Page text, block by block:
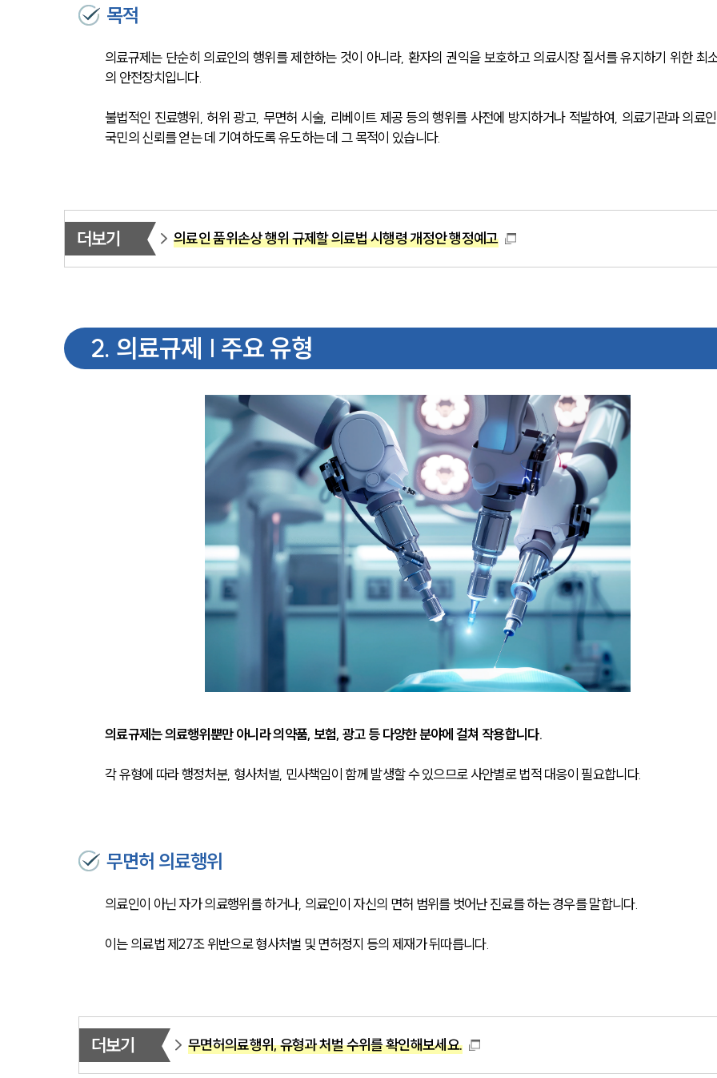
목적
의료규제는 단순히 의료인의 행위를 제한하는 것이 아니라, 환자의 권익을 보호하고 의료시장 질서를 유지하기 위한 최
의 안전장치입니다.
불법적인 진료행위, 허위 광고, 무면허 시술, 리베이트 제공 등의 행위를 사전에 방지하거나 적발하여, 의료기관과 의료
국민의 신뢰를 얻는 데 기여하도록 유도하는 데 그 목적이 있습니다.
더보기 의료인 품위손상 행위 규제할 의료법 시행령 개정안 행정예고
2. 의료규제 | 주요 유형
의료규제는 의료행위뿐만 아니라 의약품, 보험, 광고 등 다양한 분야에 걸쳐 작용합니다.
각 유형에 따라 행정처분, 형사처벌, 민사책임이 함께 발생할 수 있으므로 사안별로 법적 대응이 필요합니다.
무면허 의료행위
의료인이 아닌 자가 의료행위를 하거나, 의료인이 자신의 면허 범위를 벗어난 진료를 하는 경우를 말합니다.
이는 의료법 제27조 위반으로 형사처벌 및 면허정지 등의 제재가 뒤따릅니다.
더보기 무면허의료행위, 유형과 처벌 수위를 확인해보세요.